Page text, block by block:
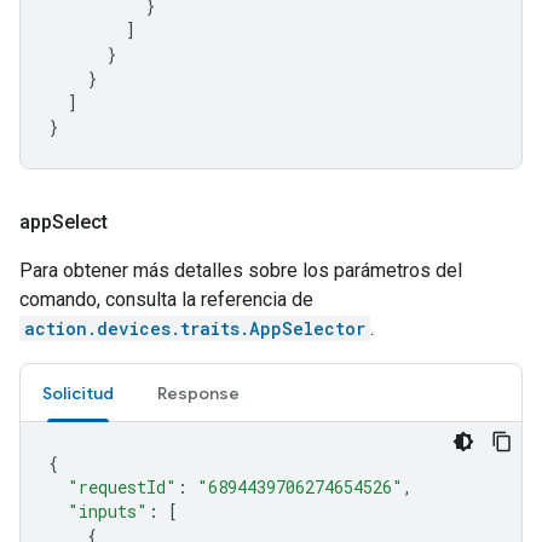
}
]
}
}
]
}
appSelect
Para obtener más detalles sobre los parámetros del
comando, consulta la referencia de
action.devices.traits.AppSelector .
Solicitud Response
{
"requestId" : "6894439706274654526" ,
"inputs" :
[
{